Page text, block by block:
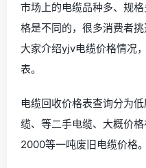
市场上的电缆品种多、规
格是不同的，很多消费者
大家介绍yjv电缆价格情况
表。
电缆回收价格表查询分为
缆、等二手电缆、大概价
2000等一吨废旧电缆价格。